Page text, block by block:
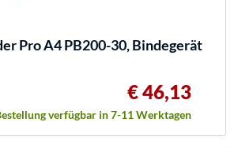
Pro A4 PB200-30, Bindegerät
€ 46,13
verfügbar in 7-11 Werktagen